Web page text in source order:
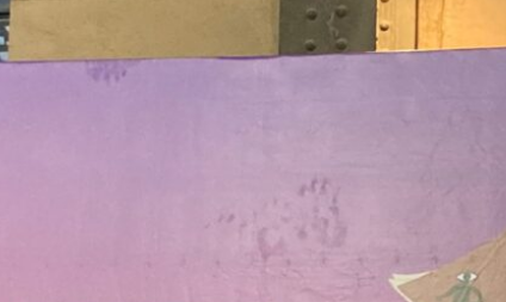
chilena
Documentos
Literatura
Medioambiente
Personaje
Personajes secundarios